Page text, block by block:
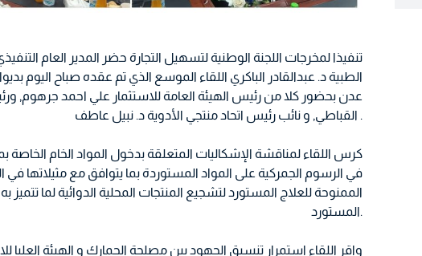
الطبية د. عبدالقادر الباكري اللقاء الموسع الذي تم عقده صباح اليوم
عدن بحضور كلا من رئيس الهيئة العامة للاستثمار علي احمد جرهوم,
القباطي, و نائب رئيس اتحاد منتجي الأدوية د. نبيل عاطف .
كرس اللقاء لمناقشة الإشكاليات المتعلقة بدخول المواد الخام الخاصة
في الرسوم الجمركية على المواد المستوردة بما يتوافق مع مثيلاتها في
الممنوحة للعلاج المستورد لتشجيع المنتجات المحلية الدوائية لما
المستورد.
واقر اللقاء استمرار تنسيق الجهود بين مصلحة الجمارك و الهيئة العليا